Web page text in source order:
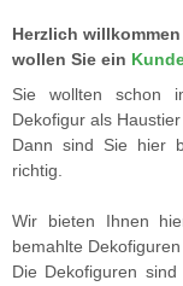
Herzlich willkommen
wollen Sie ein
Sie wollten schon
Dekofigur als
Dann sind Sie hier
richtig.
Wir bieten Ihnen
bemahlte
Die Dekofiguren